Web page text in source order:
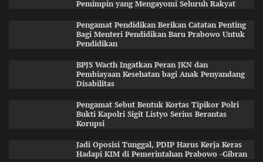
Pemimpin yang Mengayomi Seluruh Rakyat
Pengamat Pendidikan Berikan Catatan Penting
Bagi Menteri Pendidikan Baru Prabowo Untuk
Pendidikan
BPJS Wacth Ingatkan Peran JKN dan
Pembiayaan Kesehatan bagi Anak Penyandang
Disabilitas
Pengamat Sebut Bentuk Kortas Tipikor Polri
Bukti Kapolri Sigit Listyo Serius Berantas
Korupsi
Jadi Oposisi Tunggal, PDIP Harus Kerja Keras
Hadapi KIM di Pemerintahan Prabowo -Gibran